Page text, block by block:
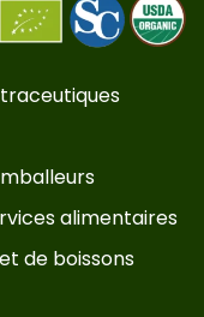
alimentaires
de boissons